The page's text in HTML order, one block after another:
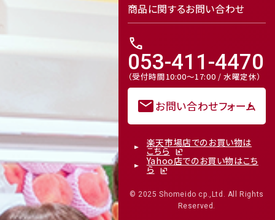
商品に関するお問い合わせ
call
053-411-4470
（受付時間10:00～17:00 / 水曜定休）
mailお問い合わせフォーム
楽天市場店でのお買い物は
こちら
Yahoo店でのお買い物はこち
ら
© 2025 Shomeido cp.,Ltd. All Rights
Reserved.